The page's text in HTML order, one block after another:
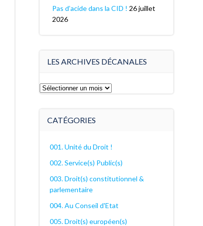
Pas d’acide dans la CID ! 26 juillet
2026
LES ARCHIVES DÉCANALES
Les
CATÉGORIES
001. Unité du Droit !
002. Service(s) Public(s)
003. Droit(s) constitutionnel &
parlementaire
004. Au Conseil d'Etat
005. Droit(s) européen(s)